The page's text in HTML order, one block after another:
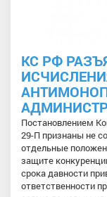
КС РФ
Постановлением
29-П признаны не
отдельные
защите
срока давности
ответственности